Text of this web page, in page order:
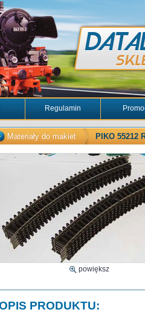
Regulamin
Materiały do makiet PIKO 55212
powiększ
PRODUKTU: